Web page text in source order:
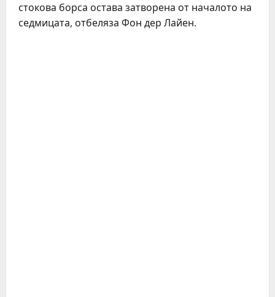
стокова борса остава затворена от началото на
седмицата, отбеляза Фон дер Лайен.